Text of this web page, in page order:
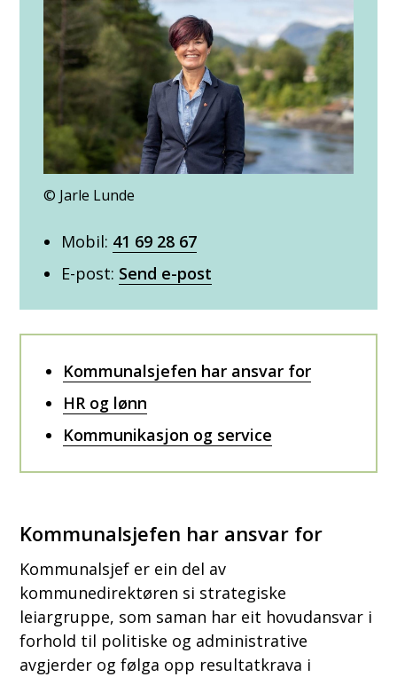
Jarle Lunde
Mobil: 41 69 28 67
E-post: Send e-post
Kommunalsjefen har ansvar for
HR og lønn
Kommunikasjon og service
Kommunalsjefen har ansvar for
Kommunalsjef er ein del av
kommunedirektøren si strategiske
leiargruppe, som saman har eit hovudansvar i
forhold til politiske og administrative
avgjerder og følga opp resultatkrava i